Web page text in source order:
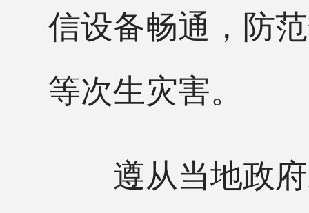
信设备畅通，防
等次生灾害。
遵从当地政府